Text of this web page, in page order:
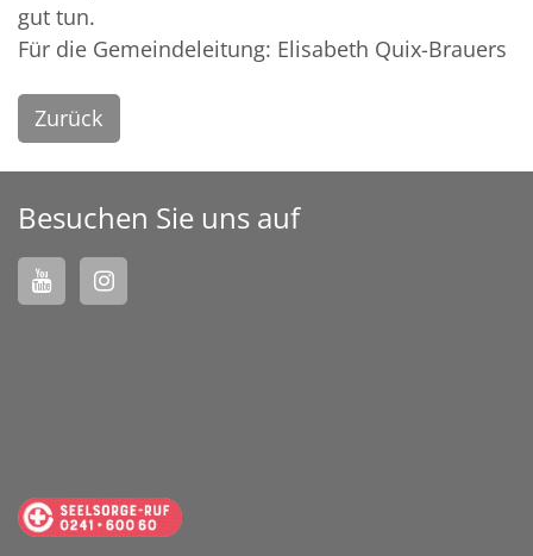
gut tun.
Für die Gemeindeleitung: Elisabeth Quix-Brauers
Zurück
Besuchen Sie uns auf